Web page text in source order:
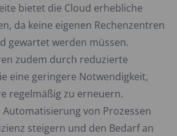
bietet die Cloud erhebliche
da keine eigenen Rechenzentren
gewartet werden müssen.
zudem durch reduzierte
eine geringere Notwendigkeit,
regelmäßig zu erneuern.
von Prozessen
steigern und den Bedarf an